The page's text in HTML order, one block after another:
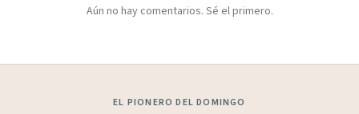
Aún no hay comentarios. Sé el primero.
EL PIONERO DEL DOMINGO